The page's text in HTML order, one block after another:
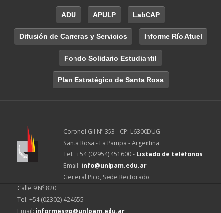
ADU APULP LabCAP
Difusión de Carreras y Servicios Informe Río Atuel
Fondo Solidario Estudiantil
Plan Estratégico de Santa Rosa
Coronel Gil Nº 353 - CP: L6300DUG
Santa Rosa - La Pampa - Argentina
Tel.: +54 (02954) 451600 - Listado de teléfonos
Email: info@unlpam.edu.ar
General Pico, Sede Rectorado
Calle 9 Nº 820
Tel: +54 (02302) 424655
Email: informesgp@unlpam.edu.ar